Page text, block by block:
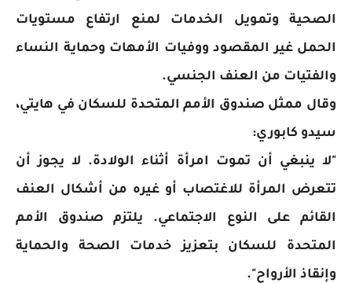
الصحية وتمويل الخدمات لمنع ارتفاع مستويات
الحمل غير المقصود ووفيات الأمهات وحماية النساء
والفتيات من العنف الجنسي.
وقال ممثل صندوق الأمم المتحدة للسكان في هايتي،
سيدو كابوري:
"لا ينبغي أن تموت امرأة أثناء الولادة. لا يجوز أن
تتعرض المرأة للاغتصاب أو غيره من أشكال العنف
القائم على النوع الاجتماعي. يلتزم صندوق الأمم
المتحدة للسكان بتعزيز خدمات الصحة والحماية
وإنقاذ الأرواح".